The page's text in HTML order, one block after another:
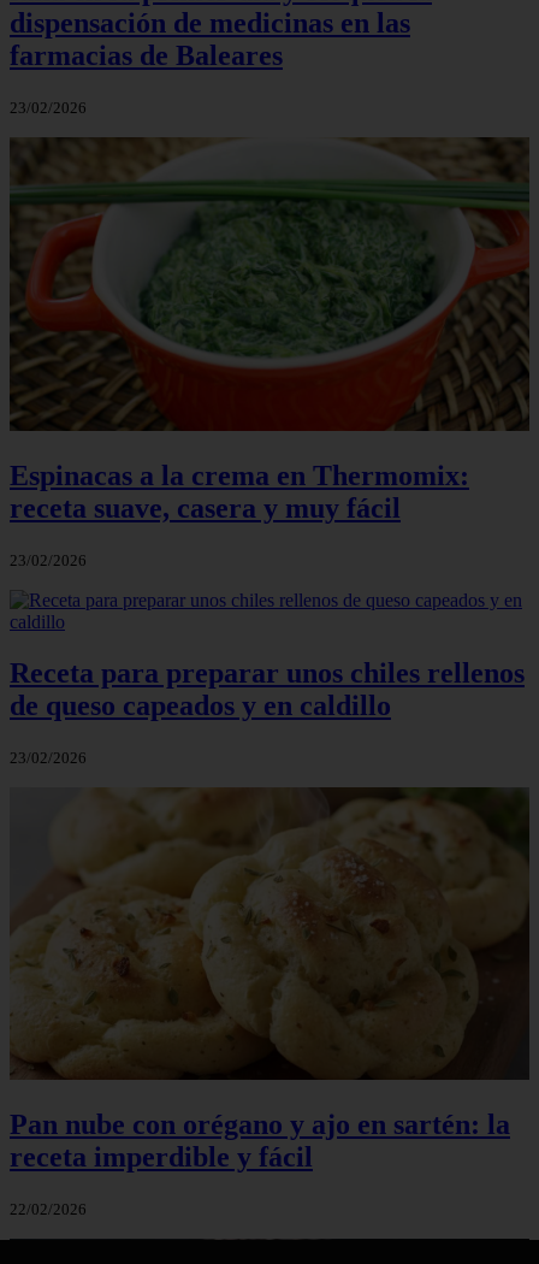
dispensación de medicinas en las
farmacias de Baleares
23/02/2026
Espinacas a la crema en Thermomix:
receta suave, casera y muy fácil
23/02/2026
Receta para preparar unos chiles rellenos
de queso capeados y en caldillo
23/02/2026
Pan nube con orégano y ajo en sartén: la
receta imperdible y fácil
22/02/2026